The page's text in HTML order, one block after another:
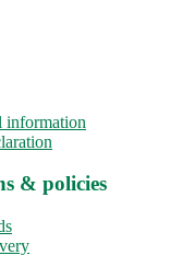
information
& policies